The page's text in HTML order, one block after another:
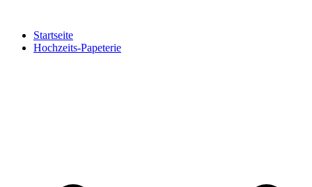
springenStartseite
Hochzeits-Papeterie